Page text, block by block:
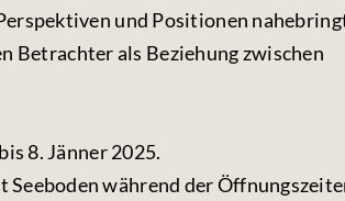
und Positionen
Betrachter als Beziehung zwischen
8. Jänner 2025.
während der